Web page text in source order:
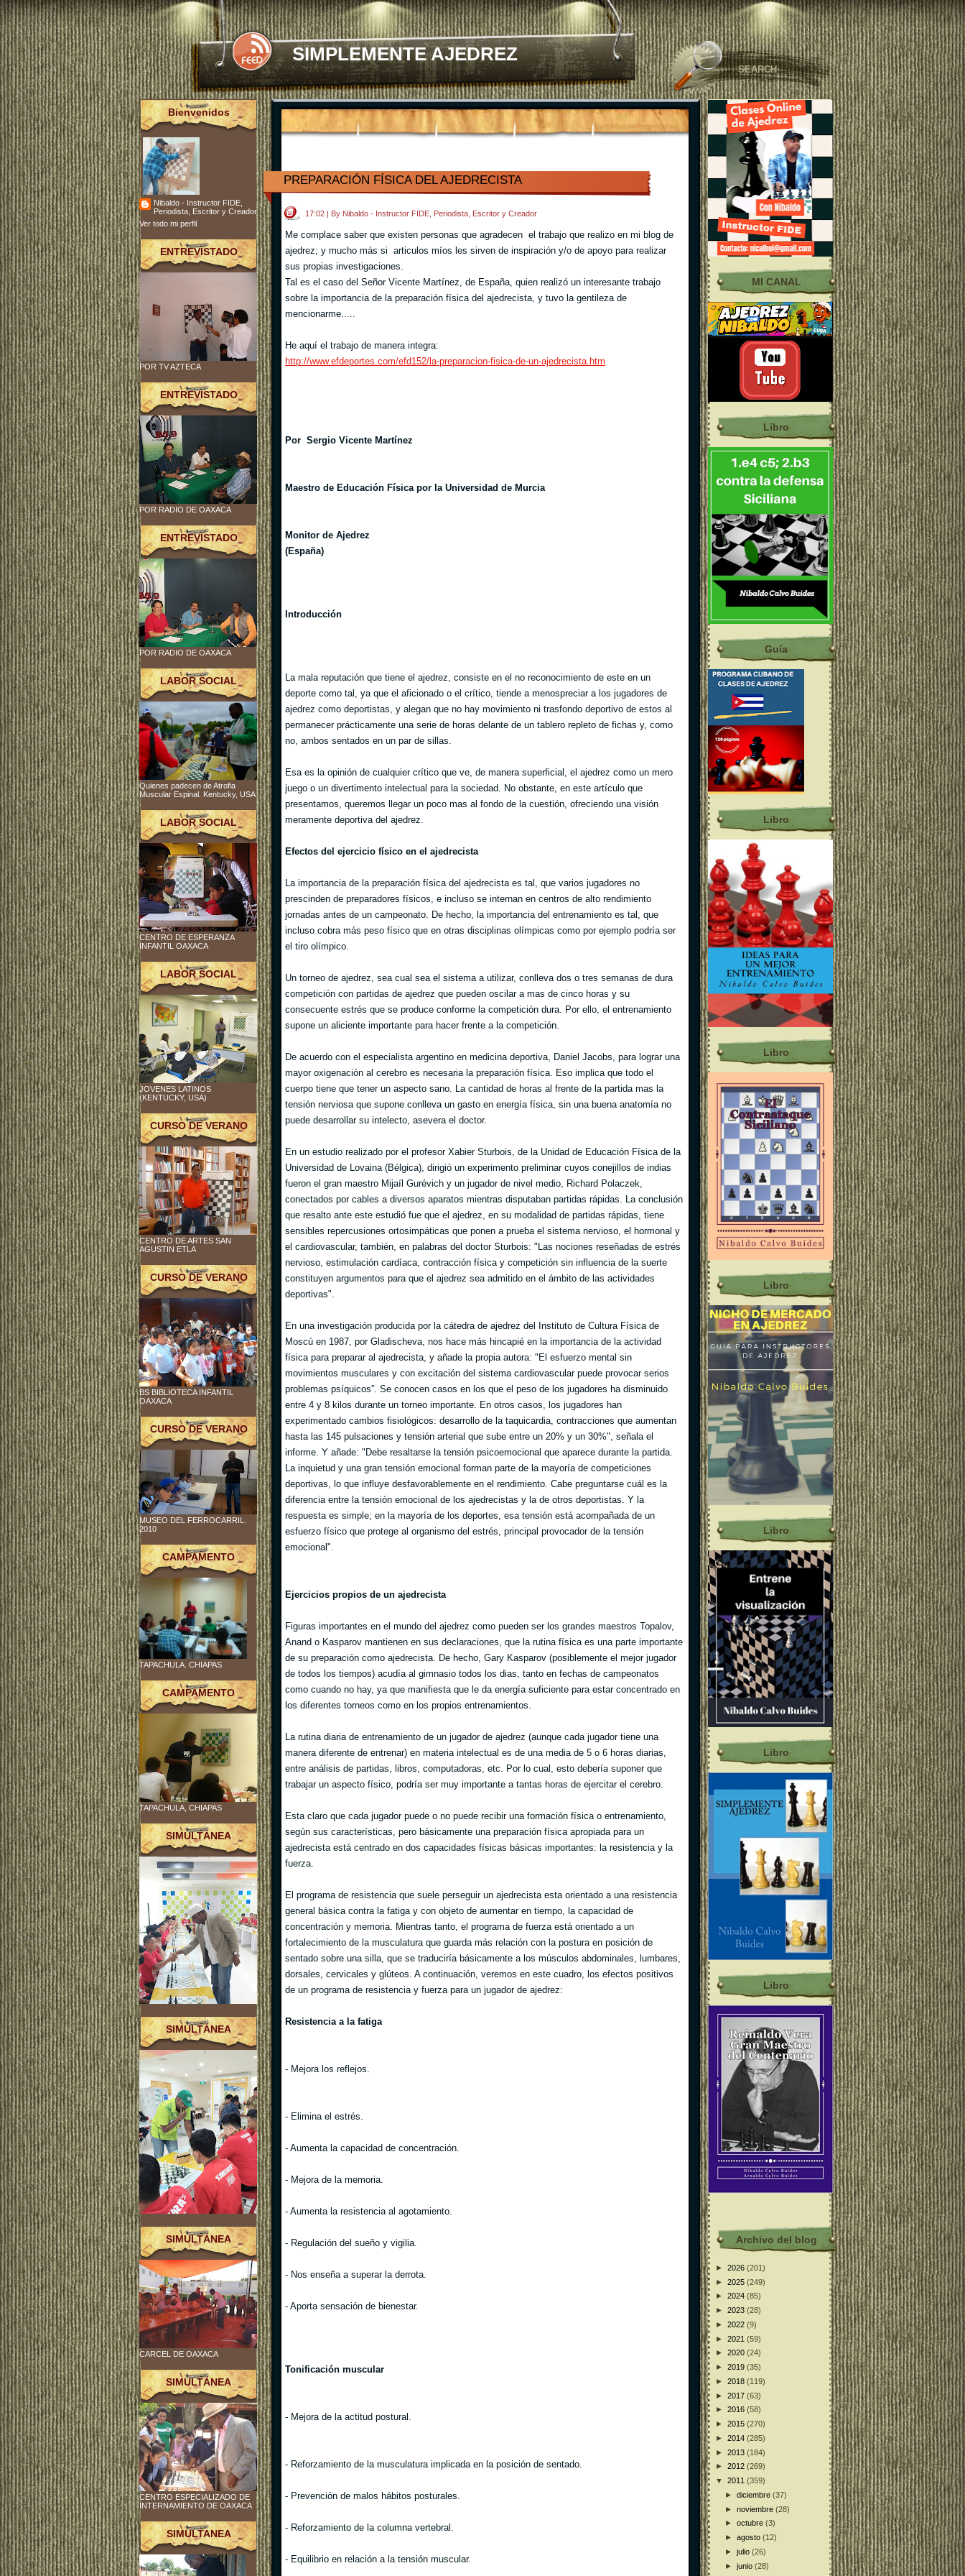
SIMPLEMENTE AJEDREZ
PREPARACIÓN FÍSICA DEL AJEDRECISTA
17:02 | By Nibaldo - Instructor FIDE, Periodista, Escritor y Creador
Me complace saber que existen personas que agradecen el trabajo que realizo en mi blog de
ajedrez; y mucho más si articulos míos les sirven de inspiración y/o de apoyo para realizar
sus propias investigaciones.
Tal es el caso del Señor Vicente Martínez, de España, quien realizó un interesante trabajo
sobre la importancia de la preparación física del ajedrecista, y tuvo la gentileza de
mencionarme.....
He aquí el trabajo de manera integra:
http://www.efdeportes.com/efd152/la-preparacion-fisica-de-un-ajedrecista.htm
Por Sergio Vicente Martínez
Maestro de Educación Física por la Universidad de Murcia
Monitor de Ajedrez
(España)
Introducción
La mala reputación que tiene el ajedrez, consiste en el no reconocimiento de este en un
deporte como tal, ya que el aficionado o el crítico, tiende a menospreciar a los jugadores de
ajedrez como deportistas, y alegan que no hay movimiento ni trasfondo deportivo de estos al
permanecer prácticamente una serie de horas delante de un tablero repleto de fichas y, como
no, ambos sentados en un par de sillas.
Esa es la opinión de cualquier crítico que ve, de manera superficial, el ajedrez como un mero
juego o un divertimento intelectual para la sociedad. No obstante, en este artículo que
presentamos, queremos llegar un poco mas al fondo de la cuestión, ofreciendo una visión
meramente deportiva del ajedrez.
Efectos del ejercicio físico en el ajedrecista
La importancia de la preparación física del ajedrecista es tal, que varios jugadores no
prescinden de preparadores físicos, e incluso se internan en centros de alto rendimiento
jornadas antes de un campeonato. De hecho, la importancia del entrenamiento es tal, que
incluso cobra más peso físico que en otras disciplinas olímpicas como por ejemplo podría ser
el tiro olímpico.
Un torneo de ajedrez, sea cual sea el sistema a utilizar, conlleva dos o tres semanas de dura
competición con partidas de ajedrez que pueden oscilar a mas de cinco horas y su
consecuente estrés que se produce conforme la competición dura. Por ello, el entrenamiento
supone un aliciente importante para hacer frente a la competición.
De acuerdo con el especialista argentino en medicina deportiva, Daniel Jacobs, para lograr una
mayor oxigenación al cerebro es necesaria la preparación física. Eso implica que todo el
cuerpo tiene que tener un aspecto sano. La cantidad de horas al frente de la partida mas la
tensión nerviosa que supone conlleva un gasto en energía física, sin una buena anatomía no
puede desarrollar su intelecto, asevera el doctor.
En un estudio realizado por el profesor Xabier Sturbois, de la Unidad de Educación Física de la
Universidad de Lovaina (Bélgica), dirigió un experimento preliminar cuyos conejillos de indias
fueron el gran maestro Mijaíl Gurévich y un jugador de nivel medio, Richard Polaczek,
conectados por cables a diversos aparatos mientras disputaban partidas rápidas. La conclusión
que resalto ante este estudió fue que el ajedrez, en su modalidad de partidas rápidas, tiene
sensibles repercusiones ortosimpáticas que ponen a prueba el sistema nervioso, el hormonal y
el cardiovascular, también, en palabras del doctor Sturbois: "Las nociones reseñadas de estrés
nervioso, estimulación cardíaca, contracción física y competición sin influencia de la suerte
constituyen argumentos para que el ajedrez sea admitido en el ámbito de las actividades
deportivas".
En una investigación producida por la cátedra de ajedrez del Instituto de Cultura Física de
Moscú en 1987, por Gladischeva, nos hace más hincapié en la importancia de la actividad
física para preparar al ajedrecista, y añade la propia autora: "El esfuerzo mental sin
movimientos musculares y con excitación del sistema cardiovascular puede provocar serios
problemas psíquicos”. Se conocen casos en los que el peso de los jugadores ha disminuido
entre 4 y 8 kilos durante un torneo importante. En otros casos, los jugadores han
experimentado cambios fisiológicos: desarrollo de la taquicardia, contracciones que aumentan
hasta las 145 pulsaciones y tensión arterial que sube entre un 20% y un 30%", señala el
informe. Y añade: "Debe resaltarse la tensión psicoemocional que aparece durante la partida.
La inquietud y una gran tensión emocional forman parte de la mayoría de competiciones
deportivas, lo que influye desfavorablemente en el rendimiento. Cabe preguntarse cuál es la
diferencia entre la tensión emocional de los ajedrecistas y la de otros deportistas. Y la
respuesta es simple; en la mayoría de los deportes, esa tensión está acompañada de un
esfuerzo físico que protege al organismo del estrés, principal provocador de la tensión
emocional".
Ejercicios propios de un ajedrecista
Figuras importantes en el mundo del ajedrez como pueden ser los grandes maestros Topalov,
Anand o Kasparov mantienen en sus declaraciones, que la rutina física es una parte importante
de su preparación como ajedrecista. De hecho, Gary Kasparov (posiblemente el mejor jugador
de todos los tiempos) acudía al gimnasio todos los dias, tanto en fechas de campeonatos
como cuando no hay, ya que manifiesta que le da energía suficiente para estar concentrado en
los diferentes torneos como en los propios entrenamientos.
La rutina diaria de entrenamiento de un jugador de ajedrez (aunque cada jugador tiene una
manera diferente de entrenar) en materia intelectual es de una media de 5 o 6 horas diarias,
entre análisis de partidas, libros, computadoras, etc. Por lo cual, esto debería suponer que
trabajar un aspecto físico, podría ser muy importante a tantas horas de ejercitar el cerebro.
Esta claro que cada jugador puede o no puede recibir una formación física o entrenamiento,
según sus características, pero básicamente una preparación física apropiada para un
ajedrecista está centrado en dos capacidades físicas básicas importantes: la resistencia y la
fuerza.
El programa de resistencia que suele perseguir un ajedrecista esta orientado a una resistencia
general básica contra la fatiga y con objeto de aumentar en tiempo, la capacidad de
concentración y memoria. Mientras tanto, el programa de fuerza está orientado a un
fortalecimiento de la musculatura que guarda más relación con la postura en posición de
sentado sobre una silla, que se traduciría básicamente a los músculos abdominales, lumbares,
dorsales, cervicales y glúteos. A continuación, veremos en este cuadro, los efectos positivos
de un programa de resistencia y fuerza para un jugador de ajedrez:
Resistencia a la fatiga
- Mejora los reflejos.
- Elimina el estrés.
- Aumenta la capacidad de concentración.
- Mejora de la memoria.
- Aumenta la resistencia al agotamiento.
- Regulación del sueño y vigilia.
- Nos enseña a superar la derrota.
- Aporta sensación de bienestar.
Tonificación muscular
- Mejora de la actitud postural.
- Reforzamiento de la musculatura implicada en la posición de sentado.
- Prevención de malos hábitos posturales.
- Reforzamiento de la columna vertebral.
- Equilibrio en relación a la tensión muscular.
Bienvenidos
Nibaldo - Instructor FIDE,
Periodista, Escritor y Creador
Ver todo mi perfil
ENTREVISTADO
POR TV AZTECA
ENTREVISTADO
POR RADIO DE OAXACA
ENTREVISTADO
POR RADIO DE OAXACA
LABOR SOCIAL
Quienes padecen de Atrofia
Muscular Espinal. Kentucky, USA
LABOR SOCIAL
CENTRO DE ESPERANZA
INFANTIL OAXACA
LABOR SOCIAL
JOVENES LATINOS
(KENTUCKY, USA)
CURSO DE VERANO
CENTRO DE ARTES SAN
AGUSTIN ETLA
CURSO DE VERANO
BS BIBLIOTECA INFANTIL
OAXACA
CURSO DE VERANO
MUSEO DEL FERROCARRIL.
2010
CAMPAMENTO
TAPACHULA. CHIAPAS
CAMPAMENTO
TAPACHULA, CHIAPAS
SIMULTÁNEA
SIMULTÁNEA
SIMULTÁNEA
CARCEL DE OAXACA
SIMULTÁNEA
CENTRO ESPECIALIZADO DE
INTERNAMIENTO DE OAXACA
SIMULTANEA
MI CANAL
Libro
Guía
Libro
Libro
Libro
Libro
Libro
Libro
Archivo del blog
► 2026 (201)
► 2025 (249)
► 2024 (85)
► 2023 (28)
► 2022 (9)
► 2021 (59)
► 2020 (24)
► 2019 (35)
► 2018 (119)
► 2017 (63)
► 2016 (58)
► 2015 (270)
► 2014 (285)
► 2013 (184)
► 2012 (269)
▼ 2011 (359)
►diciembre(37)
►noviembre(28)
►octubre(3)
►agosto(12)
►julio(26)
►junio(28)